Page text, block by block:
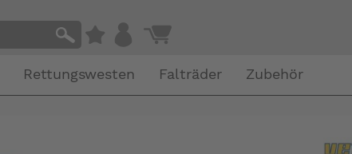
Rettungswesten Falträder Zubehör